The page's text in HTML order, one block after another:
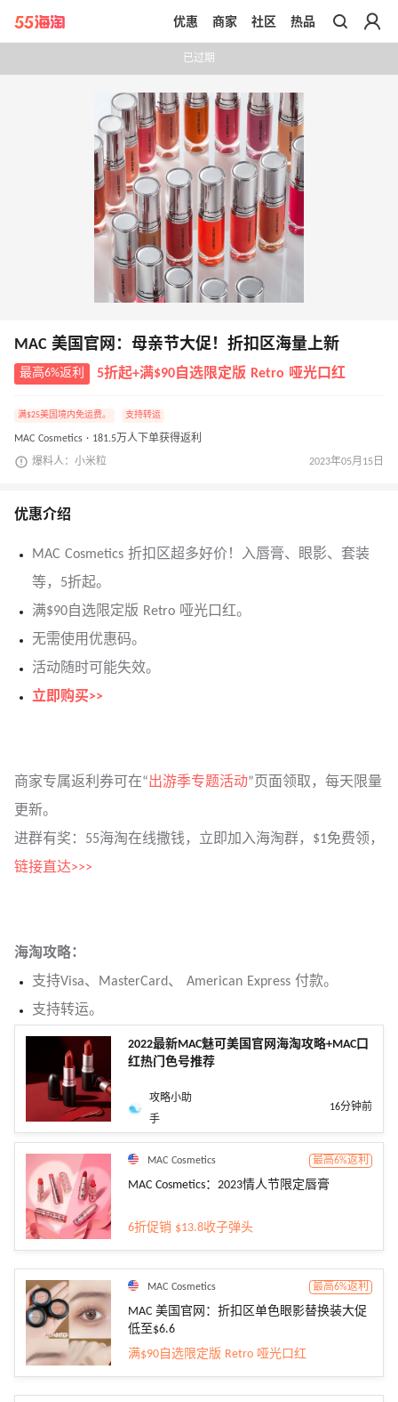
带你去官网买正品
优惠 商家 社区 热品
已过期
MAC 美国官网：母亲节大促！折扣区海量上新
最高6%返利 5折起+满$90自选限定版 Retro 哑光口红
满$25美国境内免运费。 支持转运
MAC Cosmetics · 181.5万人下单获得返利
爆料人：小米粒 2023年05月15日
优惠介绍
MAC Cosmetics 折扣区超多好价！入唇膏、眼影、套装
等，5折起。
满$90自选限定版 Retro 哑光口红。
无需使用优惠码。
活动随时可能失效。
立即购买>>
商家专属返利券可在“出游季专题活动”页面领取，每天限量
更新。
进群有奖：55海淘在线撒钱，立即加入海淘群，$1免费领，
链接直达>>>
海淘攻略：
支持Visa、MasterCard、 American Express 付款。
支持转运。
2022最新MAC魅可美国官网海淘攻略+MAC口
红热门色号推荐
攻略小助
手
16分钟前
MAC Cosmetics 最高6%返利
MAC Cosmetics：2023情人节限定唇膏
6折促销 $13.8收子弹头
MAC Cosmetics 最高6%返利
MAC 美国官网：折扣区单色眼影替换装大促
低至$6.6
满$90自选限定版 Retro 哑光口红